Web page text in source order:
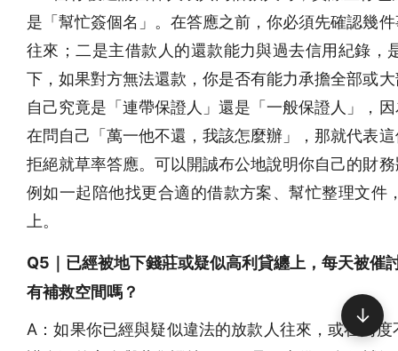
是「幫忙簽個名」。在答應之前，你必須先確認幾
往來；二是主借款人的還款能力與過去信用紀錄
下，如果對方無法還款，你是否有能力承擔全部或
自己究竟是「連帶保證人」還是「一般保證人」，
在問自己「萬一他不還，我該怎麼辦」，那就代表
拒絕就草率答應。可以開誠布公地說明你自己的財
例如一起陪他找更合適的借款方案、幫忙整理文
上。
Q5｜已經被地下錢莊或疑似高利貸纏上，每天被催
有補救空間嗎？
A：如果你已經與疑似違法的放款人往來，或在高
↓